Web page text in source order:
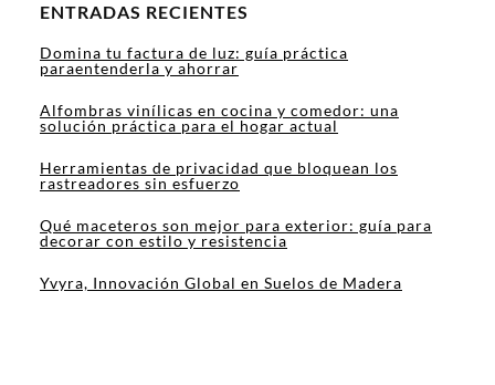
ENTRADAS RECIENTES
Domina tu factura de luz: guía práctica
paraentenderla y ahorrar
Alfombras vinílicas en cocina y comedor: una
solución práctica para el hogar actual
Herramientas de privacidad que bloquean los
rastreadores sin esfuerzo
Qué maceteros son mejor para exterior: guía para
decorar con estilo y resistencia
Yvyra, Innovación Global en Suelos de Madera